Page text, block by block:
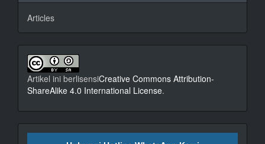
Articles
Artikel ini berlisensiCreative Commons Attribution-
ShareAlike 4.0 International License.